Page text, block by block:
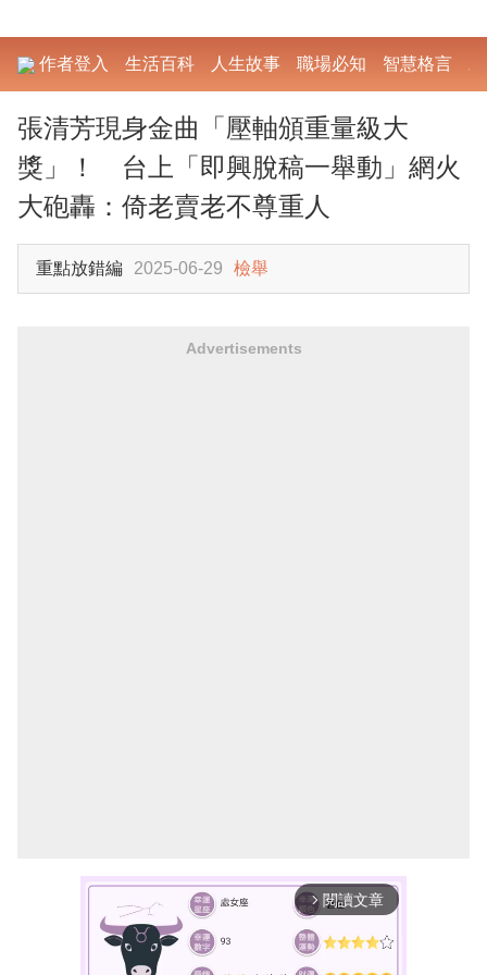
作者登入 生活百科 人生故事 職場必知 智慧格言
張清芳現身金曲「壓軸頒重量級大
獎」！ 台上「即興脫稿一舉動」網火
大砲轟：倚老賣老不尊重人
重點放錯編 2025-06-29 檢舉
Advertisements
arrow_forward_ios 閱讀文章